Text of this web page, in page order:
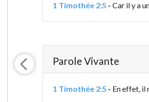
1 Timothée 2:5 - Car il y a
Parole Vivante
1 Timothée 2:5 - En effet, il